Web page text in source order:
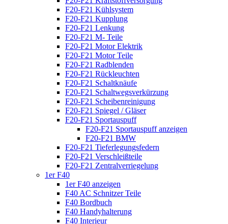
F20-F21 Kühlsystem
F20-F21 Kupplung
F20-F21 Lenkung
F20-F21 M- Teile
F20-F21 Motor Elektrik
F20-F21 Motor Teile
F20-F21 Radblenden
F20-F21 Rückleuchten
F20-F21 Schaltknäufe
F20-F21 Schaltwegsverkürzung
F20-F21 Scheibenreinigung
F20-F21 Spiegel / Gläser
F20-F21 Sportauspuff
F20-F21 Sportauspuff anzeigen
F20-F21 BMW
F20-F21 Tieferlegungsfedern
F20-F21 Verschleißteile
F20-F21 Zentralverriegelung
1er F40
1er F40 anzeigen
F40 AC Schnitzer Teile
F40 Bordbuch
F40 Handyhalterung
F40 Interieur